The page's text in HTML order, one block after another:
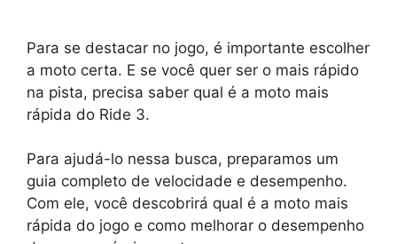
Para se destacar no jogo, é importante escolher
a moto certa. E se você quer ser o mais rápido
na pista, precisa saber qual é a moto mais
rápida do Ride 3.
Para ajudá-lo nessa busca, preparamos um
guia completo de velocidade e desempenho.
Com ele, você descobrirá qual é a moto mais
rápida do jogo e como melhorar o desempenho